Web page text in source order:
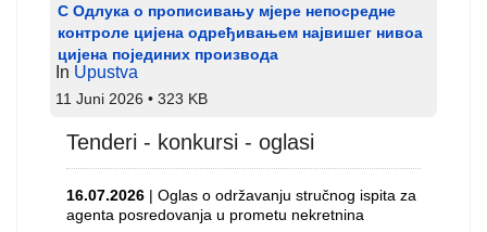
С Одлука о прописивању мјере непосредне
контроле цијена одређивањем највишег нивоа
цијена појединих производа
In Upustva
11 Juni 2026 323 KB
Tenderi - konkursi - oglasi
16.07.2026 | Oglas o održavanju stručnog ispita za
agenta posredovanja u prometu nekretnina